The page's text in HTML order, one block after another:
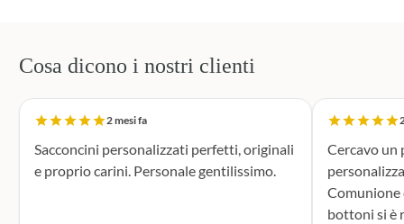
Cosa dicono i nostri clienti
2 mesi fa
Sacconcini personalizzati perfetti, originali
e proprio carini. Personale gentilissimo.
Cercavo
Comunione di
bottoni si è